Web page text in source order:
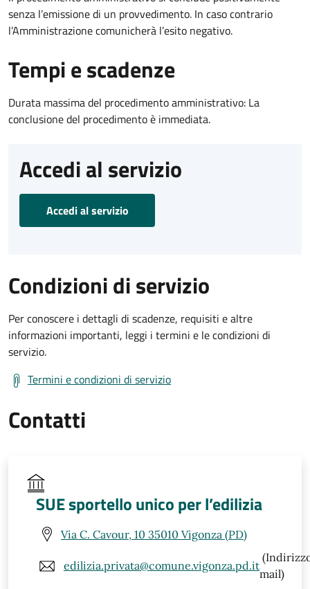
senza l’emissione di un provvedimento. In caso contrario
l’Amministrazione comunicherà l’esito negativo.
Tempi e scadenze
Durata massima del procedimento amministrativo: La
conclusione del procedimento è immediata.
Accedi al servizio
Accedi al servizio
Condizioni di servizio
Per conoscere i dettagli di scadenze, requisiti e altre
informazioni importanti, leggi i termini e le condizioni di
servizio.
Termini e condizioni di servizio
Contatti
SUE sportello unico per l’edilizia
Via C. Cavour, 10 35010 Vigonza (PD)
edilizia.privata@comune.vigonza.pd.it
mail)